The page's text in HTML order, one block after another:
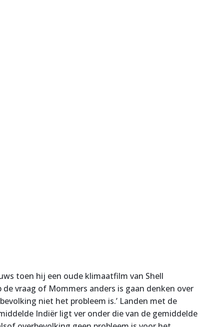
toen hij een oude klimaatfilm van Shell
vraag of Mommers anders is gaan denken over
niet het probleem is.’ Landen met de
Indiër ligt ver onder die van de gemiddelde